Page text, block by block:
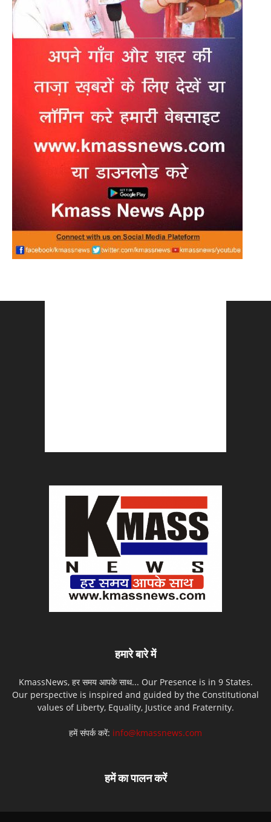
हमारे बारे में
KmassNews, हर समय आपके साथ... Our Presence is in 9 States.
Our perspective is inspired and guided by the Constitutional
values of Liberty, Equality, Justice and Fraternity.
हमें संपर्क करें: info@kmassnews.com
हमें का पालन करें